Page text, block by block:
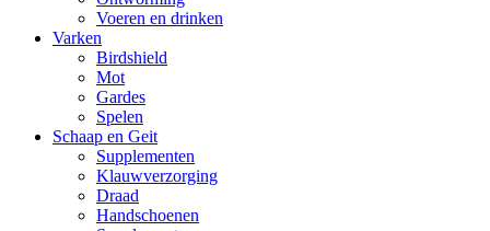
Voeren en drinken
Varken
Birdshield
Mot
Gardes
Spelen
Schaap en Geit
Supplementen
Klauwverzorging
Draad
Handschoenen